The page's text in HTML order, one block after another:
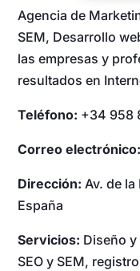
Agencia de
SEM, Desarrollo
las empresas y
resultados en
Teléfono: +34 958
Correo electrónico:
Dirección: Av. de la
España
Servicios: Diseño
SEO y SEM,